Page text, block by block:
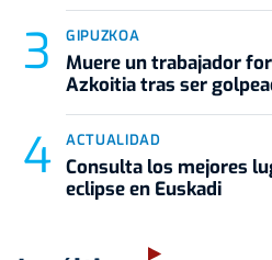
GIPUZKOA
Muere un trabajador
Azkoitia tras ser
ACTUALIDAD
Consulta los mejores
eclipse en Euskadi